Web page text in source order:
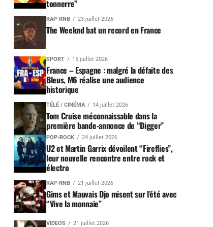
tonnerre”
RAP-RNB 23 juillet 2026
The Weeknd bat un record en France
SPORT 15 juillet 2026
France – Espagne : malgré la défaite des
Bleus, M6 réalise une audience
historique
TÉLÉ / CINÉMA 14 juillet 2026
Tom Cruise méconnaissable dans la
première bande-annonce de “Digger”
POP-ROCK 24 juillet 2026
U2 et Martin Garrix dévoilent “Fireflies”,
leur nouvelle rencontre entre rock et
électro
RAP-RNB 21 juillet 2026
Gims et Mauvais Djo misent sur l’été avec
“Vive la monnaie”
VIDEOS 21 juillet 2026